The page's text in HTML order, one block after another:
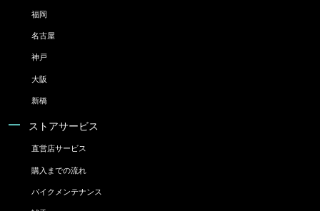
福岡
名古屋
神戸
大阪
新橋
ストアサービス
直営店サービス
購入までの流れ
バイクメンテナンス